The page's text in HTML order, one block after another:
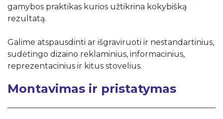
gamybos praktikas kurios užtikrina kokybišką
rezultatą.
Galime atspausdinti ar išgraviruoti ir nestandartinius,
sudėtingo dizaino reklaminius, informacinius,
reprezentacinius ir kitus stovelius.
Montavimas ir pristatymas